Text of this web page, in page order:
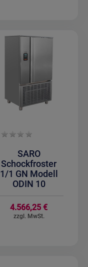
SARO
Schockfroster
1/1 GN Modell
ODIN 10
4.566,25 €